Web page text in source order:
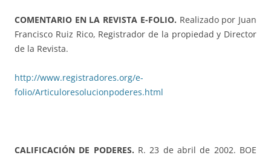
COMENTARIO EN LA REVISTA E-FOLIO. Realizado por Juan
Francisco Ruiz Rico, Registrador de la propiedad y Director
de la Revista.
http://www.registradores.org/e-
folio/Articuloresolucionpoderes.html
CALIFICACIÓN DE PODERES. R. 23 de abril de 2002. BOE